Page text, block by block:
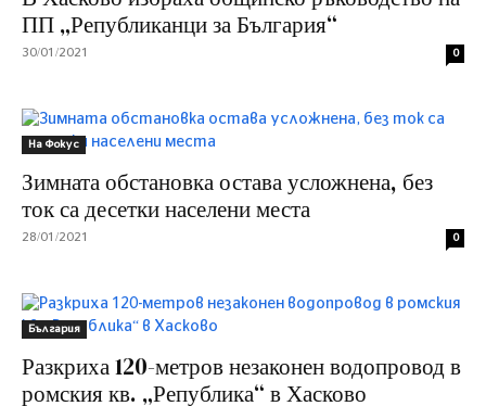
ПП „Републиканци за България“
30/01/2021 0
На Фокус
Зимната обстановка остава усложнена, без
ток са десетки населени места
28/01/2021 0
България
Разкриха 120-метров незаконен водопровод в
ромския кв. „Република“ в Хасково